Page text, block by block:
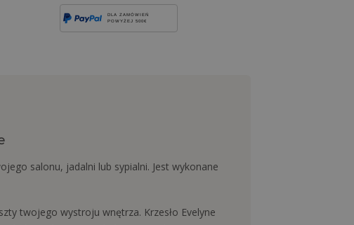
DLA ZAMÓWIEŃ
POWYŻEJ 500€
salonu, jadalni lub sypialni. Jest wykonane
twojego wystroju wnętrza. Krzesło Evelyne